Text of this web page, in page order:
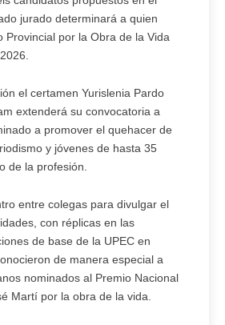
jurado determinará a quien
Provincial por la Obra de la Vida
el certamen Yurislenia Pardo
extenderá su convocatoria a
a promover el quehacer de
y jóvenes de hasta 35
de la profesión.
entre colegas para divulgar el
con réplicas en las
de base de la UPEC en
de manera especial a
nominados al Premio Nacional
Martí por la obra de la vida.